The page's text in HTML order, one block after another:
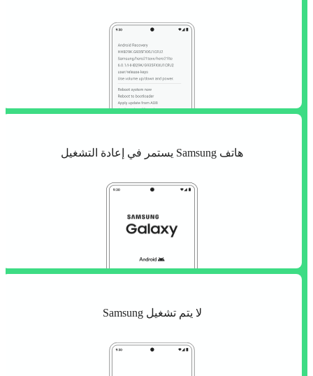
هاتف Samsung يستمر في إعادة التشغيل
لا يتم تشغيل Samsung